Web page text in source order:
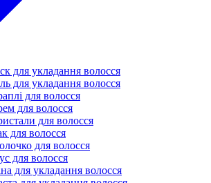
для укладання волосся
для укладання волосся
для волосся
для волосся
для волосся
для волосся
для волосся
для волосся
для укладання волосся